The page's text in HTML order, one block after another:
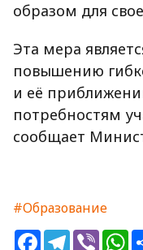
образом для
Эта мера
повышению
и её
потребностям
сообщает
#Образование
FacebookTelegram
Viber